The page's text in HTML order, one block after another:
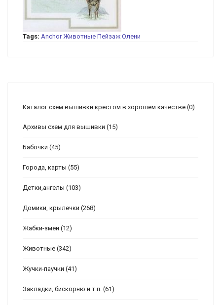
Tags: Anchor Животные Пейзаж Олени
Каталог схем вышивки крестом в хорошем качестве (0)
Архивы схем для вышивки (15)
Бабочки (45)
Города, карты (55)
Детки,ангелы (103)
Домики, крылечки (268)
Жабки-змеи (12)
Животные (342)
Жучки-паучки (41)
Закладки, бискорню и т.п. (61)